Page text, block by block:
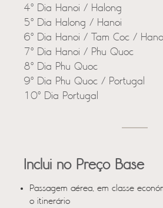
4º Dia Hanoi / Halong
5º Dia Halong / Hanoi
6º Dia Hanoi / Tam Coc /
7º Dia Hanoi / Phu Quoc
8º Dia Phu Quoc
9º Dia Phu Quoc / Portugal
10º Dia Portugal
Inclui no Preço Base
Passagem aérea, em classe
o itinerário